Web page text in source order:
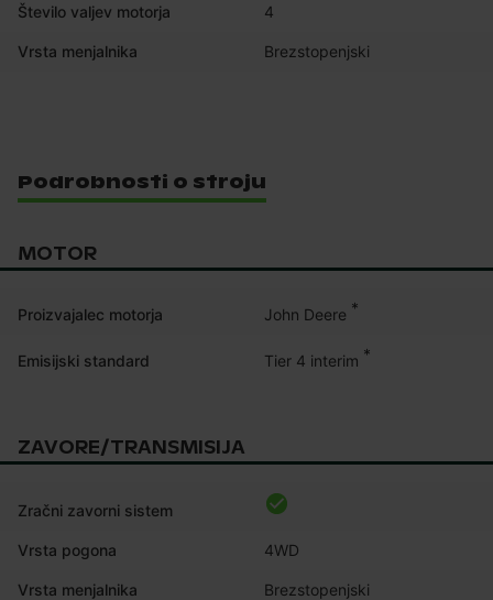
Število valjev motorja 4
Vrsta menjalnika Brezstopenjski
Podrobnosti o stroju
MOTOR
Proizvajalec motorja John Deere *
Emisijski standard Tier 4 interim *
ZAVORE/TRANSMISIJA
Zračni zavorni sistem
Vrsta pogona 4WD
Vrsta menjalnika Brezstopenjski